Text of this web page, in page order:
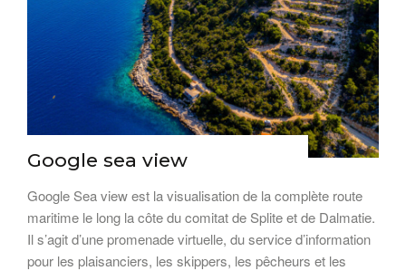
Google sea view
Google Sea view est la visualisation de la complète route
maritime le long la côte du comitat de Splite et de Dalmatie.
Il s’agit d’une promenade virtuelle, du service d’information
pour les plaisanciers, les skippers, les pêcheurs et les